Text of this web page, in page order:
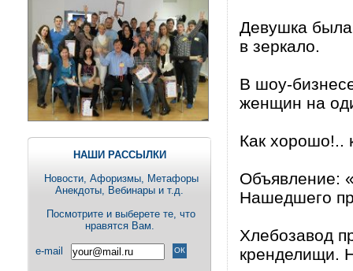
НАШИ РАССЫЛКИ
Новости, Aфоризмы, Метафоры
Анекдоты, Вебинары и т.д.
Посмотрите и выберете те, что
нравятся Вам.
e-mail
Девушка была
в зеркало.
В шоу-
женщин на
Как хорошо!..
Объявление:
Нашедшего
Хлебозавод
кренделищи.